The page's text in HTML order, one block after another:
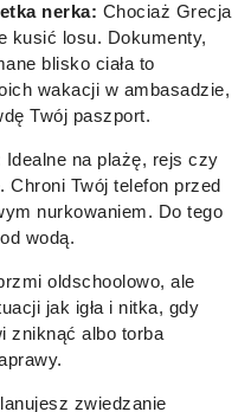
nerka: Chociaż Grecja
kusić losu. Dokumenty,
blisko ciała to
wakacji w ambasadzie,
Twój paszport.
Idealne na plażę, rejs czy
Chroni Twój telefon przed
nurkowaniem. Do tego
wodą.
oldschoolowo, ale
jak igła i nitka, gdy
zniknąć albo torba
zwiedzanie